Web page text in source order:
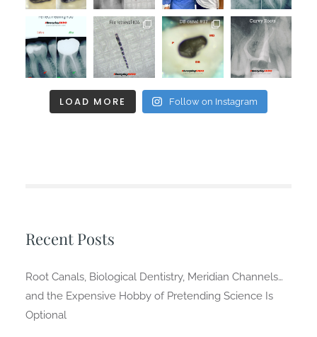
LOAD MORE Follow on Instagram
Recent Posts
Root Canals, Biological Dentistry, Meridian Channels…
and the Expensive Hobby of Pretending Science Is
Optional